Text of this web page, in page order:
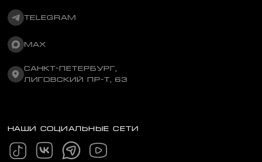
TELEGRAM
MAX
САНКТ-ПЕТЕРБУРГ,
ЛИГОВСКИЙ ПР-Т, 63
НАШИ СОЦИАЛЬНЫЕ СЕТИ